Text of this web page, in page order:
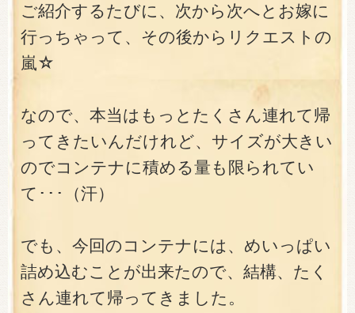
ご紹介するたびに、次から次へとお嫁に
行っちゃって、その後からリクエストの
嵐☆
なので、本当はもっとたくさん連れて帰
ってきたいんだけれど、サイズが大きい
のでコンテナに積める量も限られてい
て･･･（汗）
でも、今回のコンテナには、めいっぱい
詰め込むことが出来たので、結構、たく
さん連れて帰ってきました。